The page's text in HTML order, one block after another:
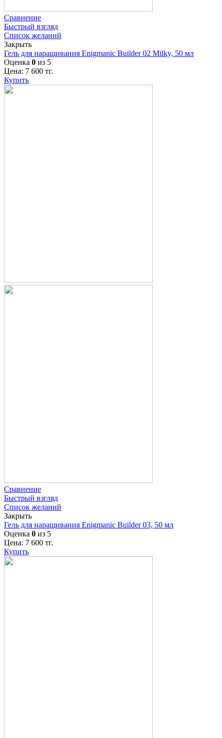
Сравнение
Быстрый взгляд
Список желаний
Закрыть
Гель для наращивания Enigmanic Builder 02 Milky, 50 мл
Оценка 0 из 5
Цена: 7 600 тг.
Купить
Сравнение
Быстрый взгляд
Список желаний
Закрыть
Гель для наращивания Enigmanic Builder 03, 50 мл
Оценка 0 из 5
Цена: 7 600 тг.
Купить